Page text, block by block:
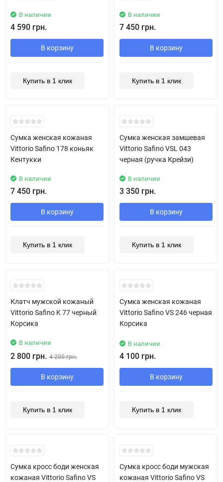
В наличии
4 590 грн.
В корзину
Купить в 1 клик
В наличии
7 450 грн.
В корзину
Купить в 1 клик
Сумка женская кожаная
Vittorio Safino 178 коньяк
Кентукки
В наличии
7 450 грн.
В корзину
Купить в 1 клик
New!
Сумка женская замшевая
Vittorio Safino VSL 043
черная (ручка Крейзи)
В наличии
3 350 грн.
В корзину
Купить в 1 клик
New!
Клатч мужской кожаный
Vittorio Safino K 77 черный
Корсика
В наличии
2 800 грн. 4 200 грн.
В корзину
Купить в 1 клик
New!
Сумка женская кожаная
Vittorio Safino VS 246 черная
Корсика
В наличии
4 100 грн.
В корзину
Купить в 1 клик
New!
Сумка кросс боди женская
кожаная Vittorio Safino VS
New!
Сумка кросс боди мужская
кожаная Vittorio Safino VS